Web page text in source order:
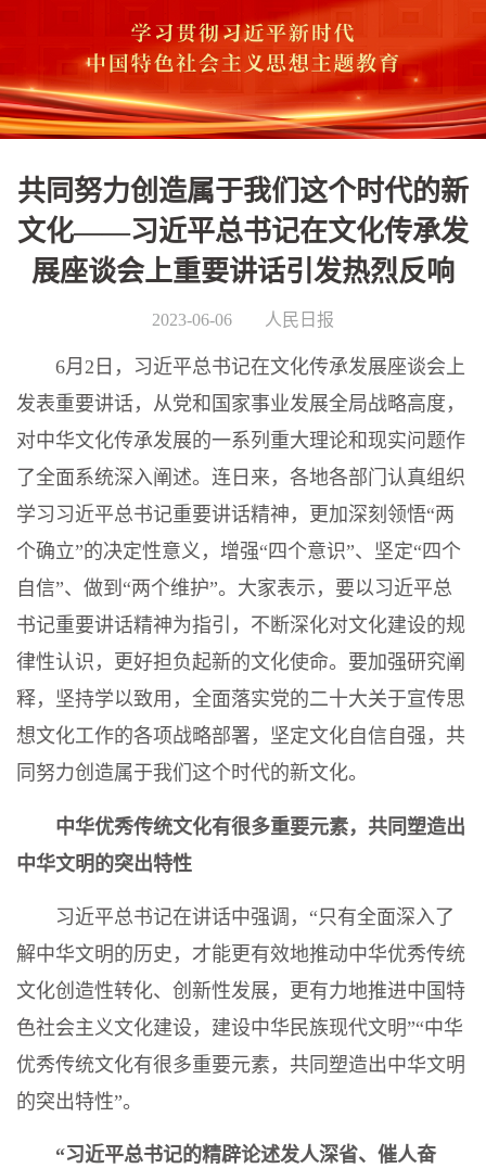
共同努力创造属于我们这个时代的新
文化——习近平总书记在文化传承发
展座谈会上重要讲话引发热烈反响
2023-06-06 人民日报
6月2日，习近平总书记在文化传承发展座谈会上
发表重要讲话，从党和国家事业发展全局战略高度，
对中华文化传承发展的一系列重大理论和现实问题作
了全面系统深入阐述。连日来，各地各部门认真组织
学习习近平总书记重要讲话精神，更加深刻领悟“两
个确立”的决定性意义，增强“四个意识”、坚定“四个
自信”、做到“两个维护”。大家表示，要以习近平总
书记重要讲话精神为指引，不断深化对文化建设的规
律性认识，更好担负起新的文化使命。要加强研究阐
释，坚持学以致用，全面落实党的二十大关于宣传思
想文化工作的各项战略部署，坚定文化自信自强，共
同努力创造属于我们这个时代的新文化。
中华优秀传统文化有很多重要元素，共同塑造出
中华文明的突出特性
习近平总书记在讲话中强调，“只有全面深入了
解中华文明的历史，才能更有效地推动中华优秀传统
文化创造性转化、创新性发展，更有力地推进中国特
色社会主义文化建设，建设中华民族现代文明”“中华
优秀传统文化有很多重要元素，共同塑造出中华文明
的突出特性”。
“习近平总书记的精辟论述发人深省、催人奋